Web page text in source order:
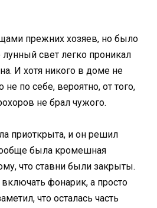
прежних хозяев, но было
лунный свет легко проникал
И хотя никого в доме не
по себе, вероятно, от того,
не брал чужого.
приоткрыта, и он решил
была кромешная
что ставни были закрыты.
фонарик, а просто
что осталась часть